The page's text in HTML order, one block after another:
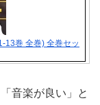
13巻 全巻) 全巻セッ
音楽が良い」と